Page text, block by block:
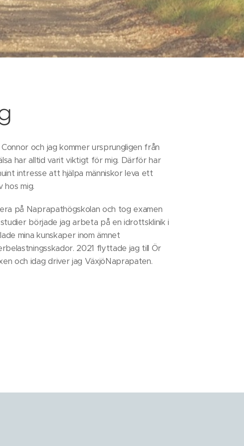
och jag kommer ursprungligen från
har alltid varit viktigt för mig. Därför har
intresse att hjälpa människor leva ett
mig.
på Naprapathögskolan och tog examen
började jag arbeta på en idrottsklinik i
mina kunskaper inom ämnet
2021 flyttade jag till Ör
och idag driver jag VäxjöNaprapaten.